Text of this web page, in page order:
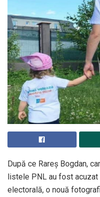
După ce Rareș Bogdan,
listele PNL au fost
electorală, o nouă